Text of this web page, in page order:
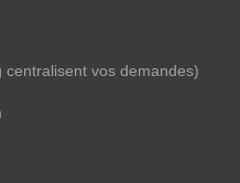
vos demandes)